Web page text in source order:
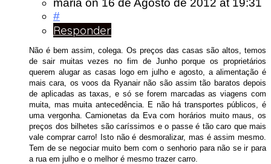
#
Responder
Não é bem assim, colega. Os preços das casas são altos, temos
de sair muitas vezes no fim de Junho porque os proprietários
querem alugar as casas logo em julho e agosto, a alimentação é
mais cara, os voos da Ryanair não são assim tão baratos depois
de aplicadas as taxas, e só se forem marcadas as viagens com
muita, mas muita antecedência. E não há transportes públicos, é
uma vergonha. Camionetas da Eva com horários muito maus, os
preços dos bilhetes são caríssimos e o passe é tão caro que mais
vale comprar carro! Isto não é desmoralizar, mas é assim mesmo.
Tem de se negociar muito bem com o senhorio para não se ir para
a rua em julho e o melhor é mesmo trazer carro.